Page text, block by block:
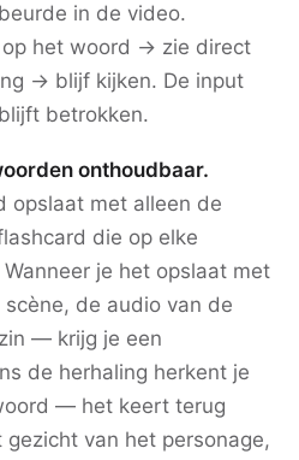
in de video.
het woord → zie direct
→ blijf kijken. De input
betrokken.
onthoudbaar.
opslaat met alleen de
die op elke
je het opslaat met
de audio van de
— krijg je een
de herhaling herkent je
— het keert terug
van het personage,